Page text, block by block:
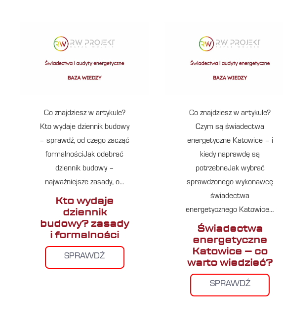
Co znajdziesz w artykule?
Kto wydaje dziennik budowy
– sprawdź, od czego zacząć
formalnościJak odebrać
dziennik budowy –
najważniejsze zasady, o…
Kto wydaje
dziennik
budowy? zasady
i formalności
SPRAWDŹ
Co znajdziesz w artykule?
Czym są świadectwa
energetyczne Katowice – i
kiedy naprawdę są
potrzebneJak wybrać
sprawdzonego wykonawcę
świadectwa
energetycznego Katowice…
Świadectwa
energetyczne
Katowice – co
warto wiedzieć?
SPRAWDŹ